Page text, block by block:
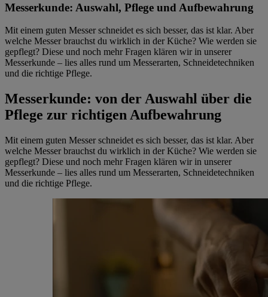
Messerkunde: Auswahl, Pflege und Aufbewahrung
Mit einem guten Messer schneidet es sich besser, das ist klar. Aber
welche Messer brauchst du wirklich in der Küche? Wie werden sie
gepflegt? Diese und noch mehr Fragen klären wir in unserer
Messerkunde – lies alles rund um Messerarten, Schneidetechniken
und die richtige Pflege.
Messerkunde: von der Auswahl über die
Pflege zur richtigen Aufbewahrung
Mit einem guten Messer schneidet es sich besser, das ist klar. Aber
welche Messer brauchst du wirklich in der Küche? Wie werden sie
gepflegt? Diese und noch mehr Fragen klären wir in unserer
Messerkunde – lies alles rund um Messerarten, Schneidetechniken
und die richtige Pflege.